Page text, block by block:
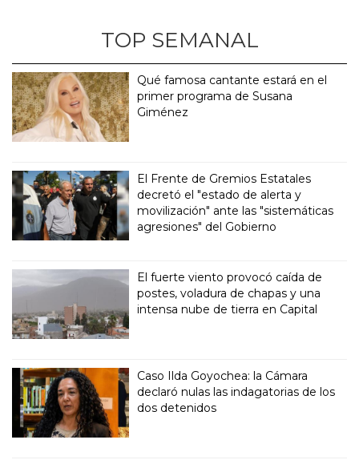
TOP SEMANAL
Qué famosa cantante estará en el
primer programa de Susana
Giménez
El Frente de Gremios Estatales
decretó el "estado de alerta y
movilización" ante las "sistemáticas
agresiones" del Gobierno
El fuerte viento provocó caída de
postes, voladura de chapas y una
intensa nube de tierra en Capital
Caso Ilda Goyochea: la Cámara
declaró nulas las indagatorias de los
dos detenidos